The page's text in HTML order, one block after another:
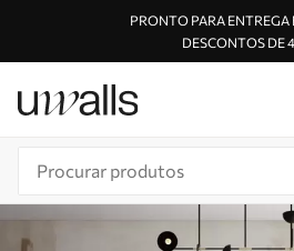
PRONTO PARA ENTREGA
DESCONTOS DE